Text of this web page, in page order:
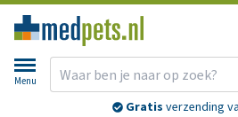
Menu
Gratis verzending